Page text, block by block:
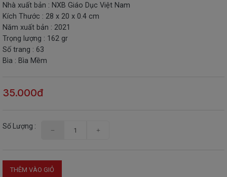
-
ĐỒ
CHƠI
THIẾT
BỊ
-
Nhà xuất bản : NXB Giáo Dục Việt Nam
Kích Thước : 28 x 20 x 0.4 cm
Năm xuất bản : 2021
Trọng lượng : 162 gr
Số trang : 63
Bìa : Bìa Mềm
35.000đ
Số Lượng :
THÊM VÀO GIỎ